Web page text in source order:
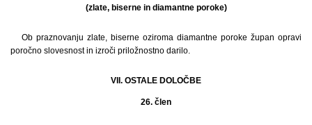
(zlate, biserne in diamantne poroke)
Ob praznovanju zlate, biserne oziroma diamantne poroke župan opravi
poročno slovesnost in izroči priložnostno darilo.
VII. OSTALE DOLOČBE
26. člen